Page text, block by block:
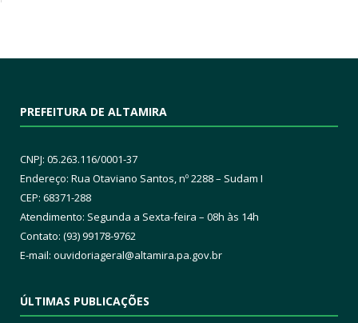
PREFEITURA DE ALTAMIRA
CNPJ: 05.263.116/0001-37
Endereço: Rua Otaviano Santos, nº 2288 – Sudam I
CEP: 68371-288
Atendimento: Segunda a Sexta-feira – 08h às 14h
Contato: (93) 99178-9762
E-mail: ouvidoriageral@altamira.pa.gov.br
ÚLTIMAS PUBLICAÇÕES